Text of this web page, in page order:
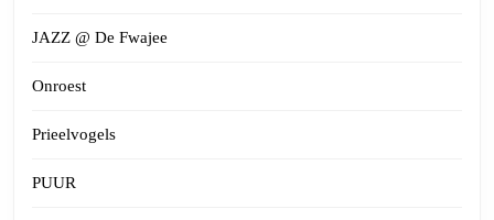
JAZZ @ De Fwajee
Onroest
Prieelvogels
PUUR